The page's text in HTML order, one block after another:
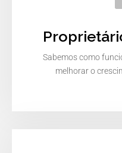
Sabemos como
melhorar o